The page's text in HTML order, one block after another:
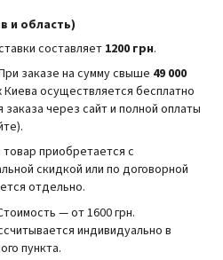
и область)
составляет 1200 грн.
заказе на сумму свыше 49 000
осуществляется бесплатно
через сайт и полной оплаты
приобретается с
скидкой или по договорной
отдельно.
— от 1600 грн.
индивидуально в
пункта.